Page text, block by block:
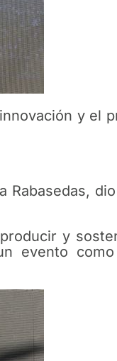
y el
Rabasedas,
y
evento como